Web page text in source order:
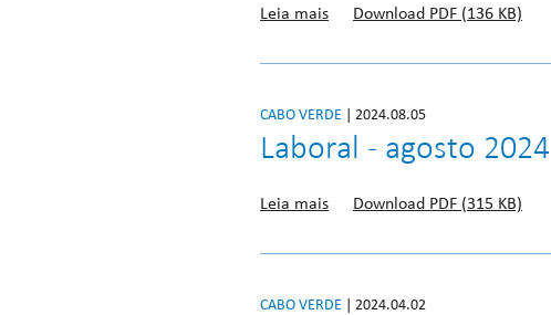
Leia mais Download PDF (136 KB)
CABO VERDE | 2024.08.05
Laboral - agosto 2024
Leia mais Download PDF (315 KB)
CABO VERDE | 2024.04.02